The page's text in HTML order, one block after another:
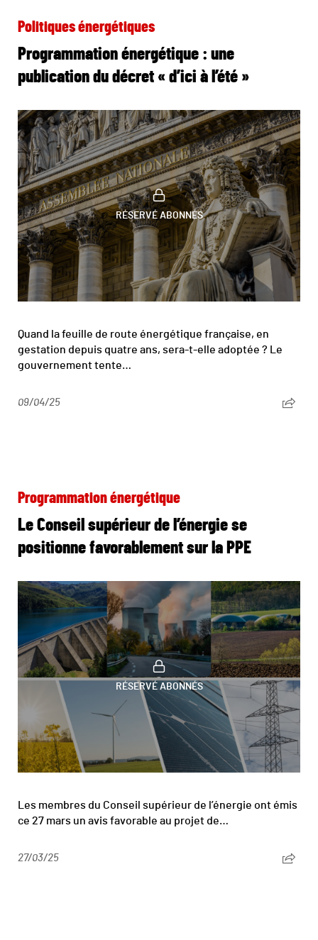
Politiques énergétiques
Programmation énergétique : une
publication du décret « d’ici à l’été »
RÉSERVÉ ABONNÉS
Quand la feuille de route énergétique française, en
gestation depuis quatre ans, sera-t-elle adoptée ? Le
gouvernement tente…
09/04/25
Programmation énergétique
Le Conseil supérieur de l’énergie se
positionne favorablement sur la PPE
RÉSERVÉ ABONNÉS
Les membres du Conseil supérieur de l’énergie ont émis
ce 27 mars un avis favorable au projet de…
27/03/25